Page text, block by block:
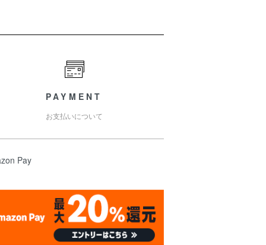
PAYMENT
お支払いについて
Pay